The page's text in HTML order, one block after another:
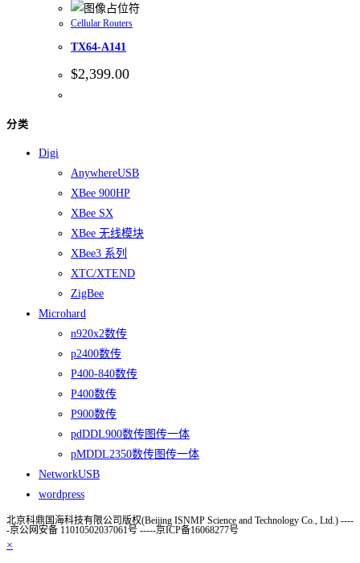
Cellular Routers
TX64-A141
$2,399.00
分类
Digi
AnywhereUSB
XBee 900HP
XBee SX
XBee 无线模块
XBee3 系列
XTC/XTEND
ZigBee
Microhard
n920x2数传
p2400数传
P400-840数传
P400数传
P900数传
pdDDL900数传图传一体
pMDDL2350数传图传一体
NetworkUSB
wordpress
北京科鼎国海科技有限公司版权(Beijing ISNMP Science and Technology Co., Ltd.) ----
-京公网安备 11010502037061号 -----京ICP备16068277号
×